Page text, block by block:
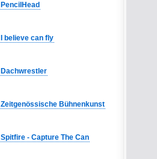
PencilHead
I believe can fly
Dachwrestler
Zeitgenössische Bühnenkunst
Spitfire - Capture The Can